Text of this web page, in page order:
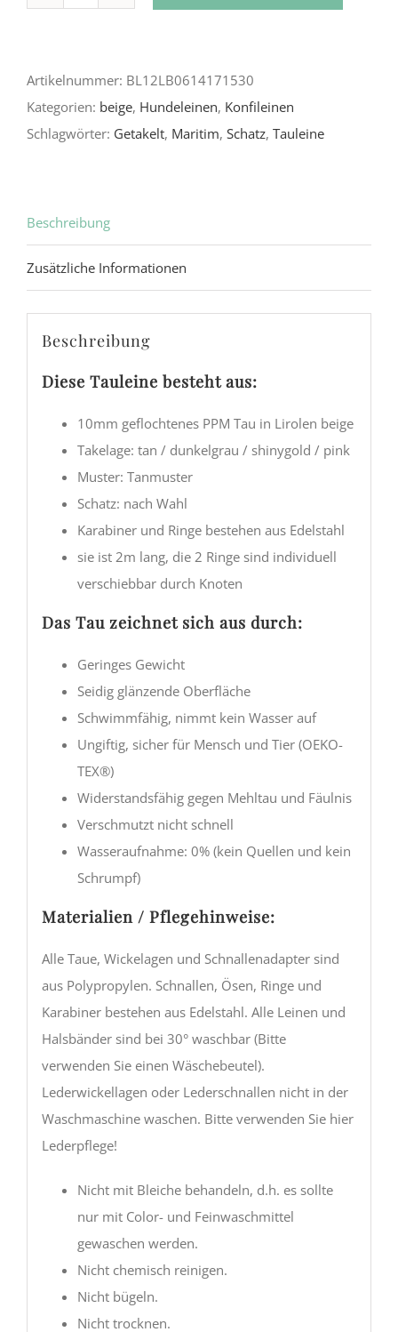
Artikelnummer: BL12LB0614171530
Kategorien: beige, Hundeleinen, Konfileinen
Schlagwörter: Getakelt, Maritim, Schatz, Tauleine
Beschreibung
Zusätzliche Informationen
Beschreibung
Diese Tauleine besteht aus:
10mm geflochtenes PPM Tau in Lirolen beige
Takelage: tan / dunkelgrau / shinygold / pink
Muster: Tanmuster
Schatz: nach Wahl
Karabiner und Ringe bestehen aus Edelstahl
sie ist 2m lang, die 2 Ringe sind individuell
verschiebbar durch Knoten
Das Tau zeichnet sich aus durch:
Geringes Gewicht
Seidig glänzende Oberfläche
Schwimmfähig, nimmt kein Wasser auf
Ungiftig, sicher für Mensch und Tier (OEKO-
TEX®)
Widerstandsfähig gegen Mehltau und Fäulnis
Verschmutzt nicht schnell
Wasseraufnahme: 0% (kein Quellen und kein
Schrumpf)
Materialien / Pflegehinweise:
Alle Taue, Wickelagen und Schnallenadapter sind
aus Polypropylen. Schnallen, Ösen, Ringe und
Karabiner bestehen aus Edelstahl. Alle Leinen und
Halsbänder sind bei 30° waschbar (Bitte
verwenden Sie einen Wäschebeutel).
Lederwickellagen oder Lederschnallen nicht in der
Waschmaschine waschen. Bitte verwenden Sie hier
Lederpflege!
Nicht mit Bleiche behandeln, d.h. es sollte
nur mit Color- und Feinwaschmittel
gewaschen werden.
Nicht chemisch reinigen.
Nicht bügeln.
Nicht trocknen.